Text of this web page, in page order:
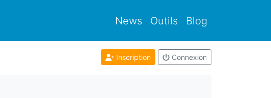
News Outils Blog
Inscription Connexion